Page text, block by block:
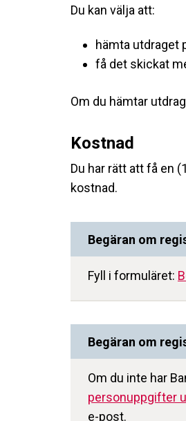
Du kan välja att:
hämta utdraget
få det skickat
Om du hämtar
Kostnad
Du har rätt att få en
kostnad.
Begäran om
Fyll i formuläret:
Begäran om
Om du inte har
personuppgifter
e-post.